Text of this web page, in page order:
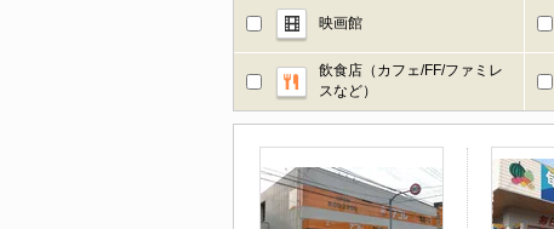
映画館
飲食店（カフェ/FF/ファミレ
スなど）